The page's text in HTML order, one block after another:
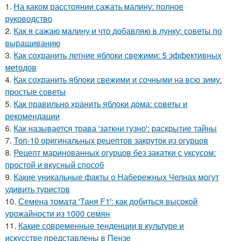
1. На каком расстоянии сажать малину: полное
руководство
2. Как я сажаю малину и что добавляю в лунку: советы по
выращиванию
3. Как сохранить летние яблоки свежими: 5 эффективных
методов
4. Как сохранить яблоки свежими и сочными на всю зиму:
простые советы
5. Как правильно хранить яблоки дома: советы и
рекомендации
6. Как называется трава 'заткни гузно': раскрытие тайны
7. Топ-10 оригинальных рецептов закруток из огурцов
8. Рецепт маринованных огурцов без закатки с уксусом:
простой и вкусный способ
9. Какие уникальные факты о Набережных Челнах могут
удивить туристов
10. Семена томата 'Таня F1': как добиться высокой
урожайности из 1000 семян
11. Какие современные тенденции в культуре и
искусстве представлены в Пензе